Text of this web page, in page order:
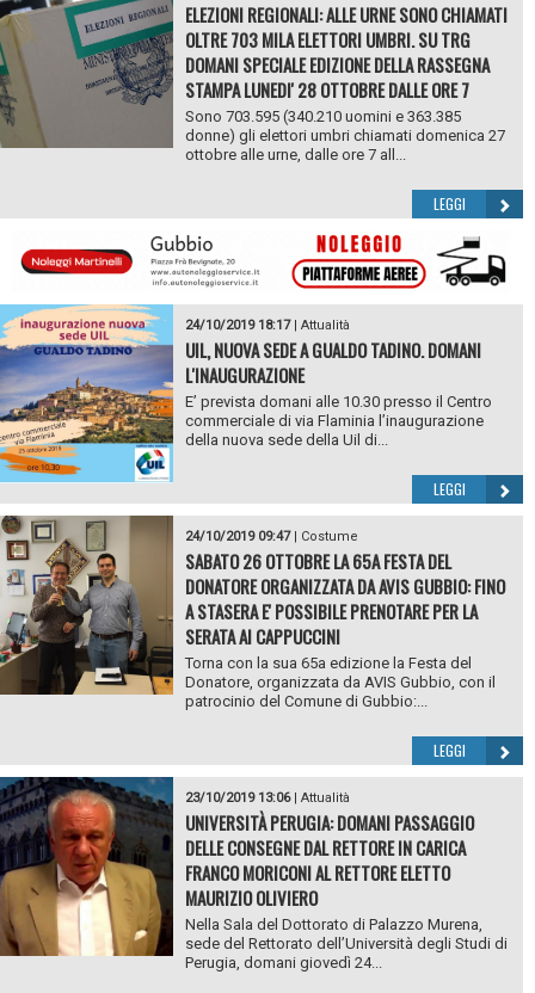
ELEZIONI REGIONALI: ALLE URNE SONO CHIAMATI
OLTRE 703 MILA ELETTORI UMBRI. SU TRG
DOMANI SPECIALE EDIZIONE DELLA RASSEGNA
STAMPA LUNEDI' 28 OTTOBRE DALLE ORE 7
Sono 703.595 (340.210 uomini e 363.385
donne) gli elettori umbri chiamati domenica 27
ottobre alle urne, dalle ore 7 all...
LEGGI
24/10/2019 18:17| Attualità
UIL, NUOVA SEDE A GUALDO TADINO. DOMANI
L'INAUGURAZIONE
E’ prevista domani alle 10.30 presso il Centro
commerciale di via Flaminia l’inaugurazione
della nuova sede della Uil di...
LEGGI
24/10/2019 09:47| Costume
SABATO 26 OTTOBRE LA 65A FESTA DEL
DONATORE ORGANIZZATA DA AVIS GUBBIO: FINO
A STASERA E' POSSIBILE PRENOTARE PER LA
SERATA AI CAPPUCCINI
Torna con la sua 65a edizione la Festa del
Donatore, organizzata da AVIS Gubbio, con il
patrocinio del Comune di Gubbio:...
LEGGI
23/10/2019 13:06| Attualità
UNIVERSITÀ PERUGIA: DOMANI PASSAGGIO
DELLE CONSEGNE DAL RETTORE IN CARICA
FRANCO MORICONI AL RETTORE ELETTO
MAURIZIO OLIVIERO
Nella Sala del Dottorato di Palazzo Murena,
sede del Rettorato dell’Università degli Studi di
Perugia, domani giovedì 24...